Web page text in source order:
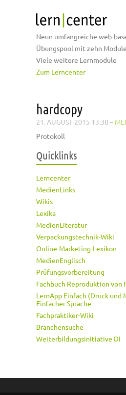
Neun umfangreiche web-
Übungspool mit zehn
Viele weitere Lernmodule
Zum Lerncenter
hardcopy
21. AUGUST 2015 13:38 –
Protokoll
Quicklinks
Lerncenter
MedienLinks
Wikis
Lexika
MedienLiteratur
Verpackungstechnik-Wiki
Online-Marketing-Lexikon
MedienEnglisch
Prüfungsvorbereitung
Fachbuch Reproduktion von
LernApp Einfach (Druck und
Einfacher Sprache
Fachpraktiker-Wiki
Branchensuche
Weiterbildungsinitiative DI